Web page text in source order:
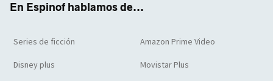
En Espinof hablamos de...
Series de ficción Amazon Prime Video
Disney plus Movistar Plus